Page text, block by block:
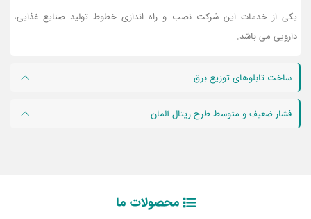
یکی از خدمات این شرکت نصب و راه اندازی خطوط تولید صنایع غذایی،
دارویی می باشد.
ساخت تابلوهای توزیع برق
فشار ضعیف و متوسط طرح ریتال آلمان
محصولات ما